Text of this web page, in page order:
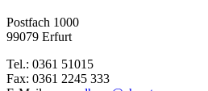
Blaue Passionsblume
Pfeffer-Salbei
Postfach 1000
99079 Erfurt
Tel.: 0361 51015
Fax: 0361 2245 333